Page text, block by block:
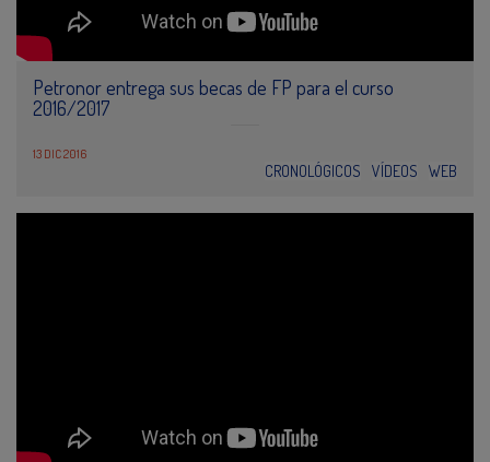
Petronor entrega sus becas de FP para el curso
2016/2017
13 DIC 2016
CRONOLÓGICOS VÍDEOS WEB